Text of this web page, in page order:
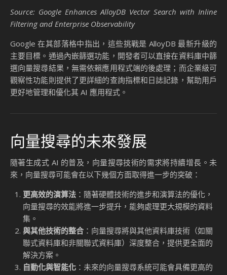
向量搜尋的技術挑戰
應用中仍面臨多重挑戰：
高效能需求：隨著資料量的指數級增長，向量搜尋的計算
需求也隨之增加。如何在龐大的資料集中快速檢索相關結
果，成為企業亟需解決的問題。
資料管理的複雜性：向量搜尋通常需要結合元資料
（Metadata）進行篩選，而這種操作往往需要在應用程式
端進行後處理，增加了開發和管理的負擔。
可觀察性不足：企業在實施向量搜尋時，往往缺乏對搜尋
Source: Google Enhances AlloyDB Vector Search with Inline
Filtering and Enterprise Observability
Google 在其部落格中指出，這些挑戰是 AlloyDB 最新升級的
主要目標。通過內嵌篩選功能，開發者可以直接在資料庫中篩